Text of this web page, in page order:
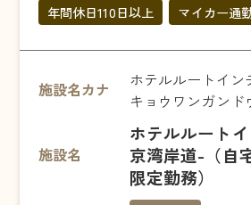
年間休日110日以上
マイカー通
施設名カナ
ホテルルートイ
キョウワンガンド
施設名
ホテルルート
京湾岸道-（自
限定勤務）